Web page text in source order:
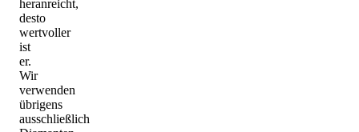
heranreicht,
desto
wertvoller
ist
er.
Wir
verwenden
übrigens
ausschließlich